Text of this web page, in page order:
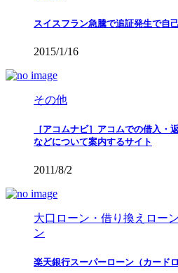
スイスフラン急騰で追証発生で自
2015/1/16
その他
［アコムナビ］アコムでの借入・
などについて案内するサイト
2011/8/2
大口ローン・借り換えローン
ン
楽天銀行スーパーローン（カードロ